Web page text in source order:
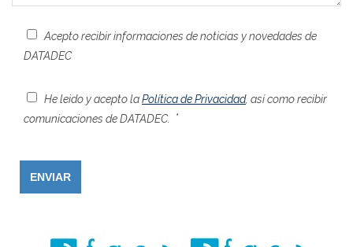
Acepto recibir informaciones de noticias y novedades de
DATADEC
He leido y acepto laPolítica de Privacidad, así como recibir
comunicaciones de DATADEC.
*